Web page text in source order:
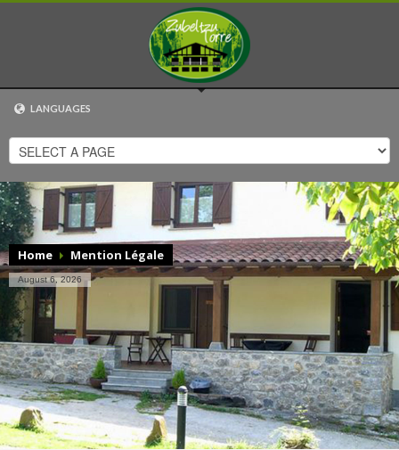
LANGUAGES
EUSKARA
ESPAÑOL
ENGLISH
FRANÇAIS
Home Mention Légale
August 6, 2026